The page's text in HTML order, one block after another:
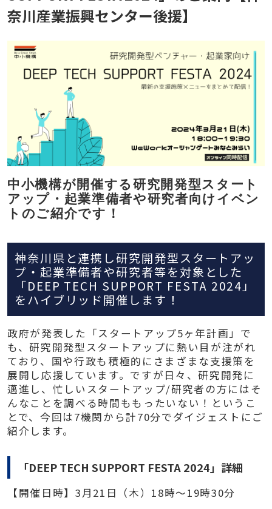
奈川産業振興センター後援】
中小機構が開催する研究開発型スタート
アップ・起業準備者や研究者向けイベン
トのご紹介です！
神奈川県と連携し研究開発型スタートアッ
プ・起業準備者や研究者等を対象とした
「DEEP TECH SUPPORT FESTA 2024」
をハイブリッド開催します！
政府が発表した「スタートアップ5ヶ年計画」で
も、研究開発型スタートアップに熱い目が注がれ
ており、国や行政も積極的にさまざまな支援策を
展開し応援しています。ですが日々、研究開発に
邁進し、忙しいスタートアップ/研究者の方にはそ
んなことを調べる時間ももったいない！というこ
とで、今回は7機関から計70分でダイジェストにご
紹介します。
「DEEP TECH SUPPORT FESTA 2024」詳細
【開催日時】3月21日（木）18時～19時30分